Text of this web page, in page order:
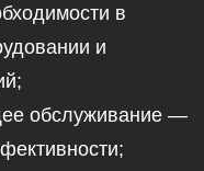
в
и
обслуживание —